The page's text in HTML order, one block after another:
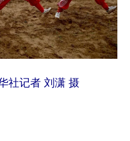
社记者 刘潇 摄